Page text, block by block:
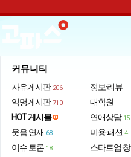
커뮤니티
자유게시판 206
익명게시판 710
HOT 게시물
웃음·연재 68
이슈·토론 18
정보·리뷰
대학원
연애상담 15
미용·패션 4
스타트업·